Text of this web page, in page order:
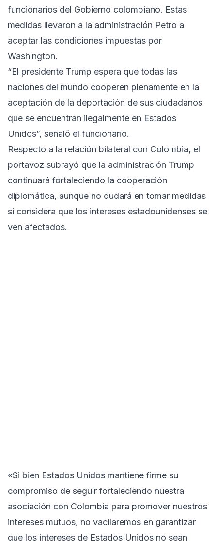
funcionarios del Gobierno colombiano. Estas
medidas llevaron a la administración Petro a
aceptar las condiciones impuestas por
Washington.
“El presidente Trump espera que todas las
naciones del mundo cooperen plenamente en la
aceptación de la deportación de sus ciudadanos
que se encuentran ilegalmente en Estados
Unidos”, señaló el funcionario.
Respecto a la relación bilateral con Colombia, el
portavoz subrayó que la administración Trump
continuará fortaleciendo la cooperación
diplomática, aunque no dudará en tomar medidas
si considera que los intereses estadounidenses se
ven afectados.
«Si bien Estados Unidos mantiene firme su
compromiso de seguir fortaleciendo nuestra
asociación con Colombia para promover nuestros
intereses mutuos, no vacilaremos en garantizar
que los intereses de Estados Unidos no sean